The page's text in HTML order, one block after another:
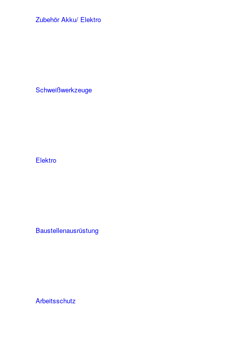
Zubehör Akku/ Elektro
Schweiß­werk­zeuge
Elektro
Bau­stellen­aus­rüstung
Arbeits­schutz